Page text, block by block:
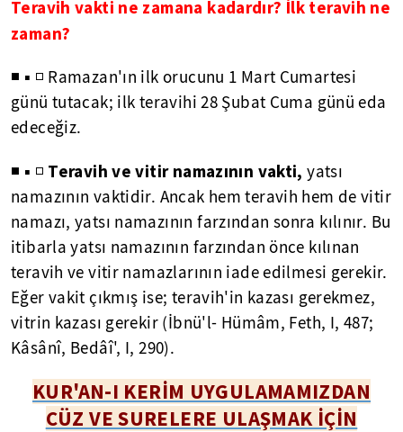
Teravih vakti ne zamana kadardır? İlk teravih ne
zaman?
◾ ▪ ◽ Ramazan'ın ilk orucunu 1 Mart Cumartesi
günü tutacak; ilk teravihi 28 Şubat Cuma günü eda
edeceğiz.
◾ ▪ ◽ Teravih ve vitir namazının vakti,yatsı
namazının vaktidir. Ancak hem teravih hem de vitir
namazı, yatsı namazının farzından sonra kılınır. Bu
itibarla yatsı namazının farzından önce kılınan
teravih ve vitir namazlarının iade edilmesi gerekir.
Eğer vakit çıkmış ise; teravih'in kazası gerekmez,
vitrin kazası gerekir (İbnü'l- Hümâm, Feth, I, 487;
Kâsânî, Bedâî', I, 290).
KUR'AN-I KERİM UYGULAMAMIZDAN
CÜZ VE SURELERE ULAŞMAK İÇİN